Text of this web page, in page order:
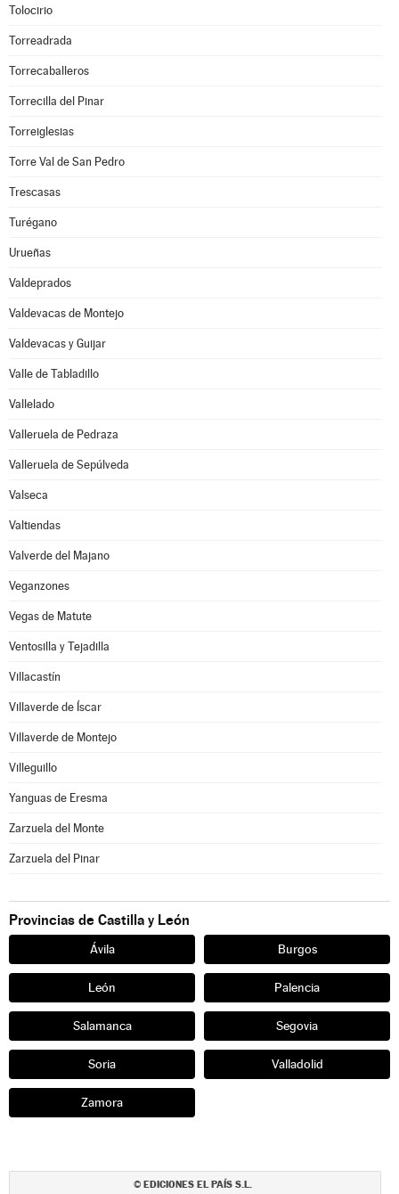
Tolocirio
Torreadrada
Torrecaballeros
Torrecilla del Pinar
Torreiglesias
Torre Val de San Pedro
Trescasas
Turégano
Urueñas
Valdeprados
Valdevacas de Montejo
Valdevacas y Guijar
Valle de Tabladillo
Vallelado
Valleruela de Pedraza
Valleruela de Sepúlveda
Valseca
Valtiendas
Valverde del Majano
Veganzones
Vegas de Matute
Ventosilla y Tejadilla
Villacastín
Villaverde de Íscar
Villaverde de Montejo
Villeguillo
Yanguas de Eresma
Zarzuela del Monte
Zarzuela del Pinar
Provincias de Castilla y León
Ávila Burgos
León Palencia
Salamanca Segovia
Soria Valladolid
Zamora
© EDICIONES EL PAÍS S.L.